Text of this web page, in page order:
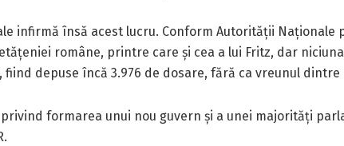
infirmă însă acest lucru. Conform Autorității Naționale
române, printre care și cea a lui Fritz, dar
fiind depuse încă 3.976 de dosare, fără ca vreunul
formarea unui nou guvern și a unei majorități